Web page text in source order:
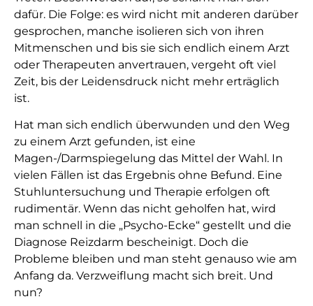
dafür. Die Folge: es wird nicht mit anderen darüber
gesprochen, manche isolieren sich von ihren
Mitmenschen und bis sie sich endlich einem Arzt
oder Therapeuten anvertrauen, vergeht oft viel
Zeit, bis der Leidensdruck nicht mehr erträglich
ist.
Hat man sich endlich überwunden und den Weg
zu einem Arzt gefunden, ist eine
Magen-/Darmspiegelung das Mittel der Wahl. In
vielen Fällen ist das Ergebnis ohne Befund. Eine
Stuhluntersuchung und Therapie erfolgen oft
rudimentär. Wenn das nicht geholfen hat, wird
man schnell in die „Psycho-Ecke“ gestellt und die
Diagnose Reizdarm bescheinigt. Doch die
Probleme bleiben und man steht genauso wie am
Anfang da. Verzweiflung macht sich breit. Und
nun?